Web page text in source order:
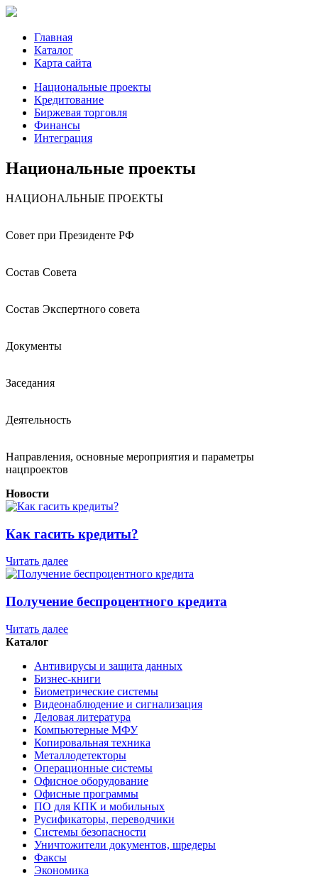
Главная
Каталог
Карта сайта
Национальные проекты
Кредитование
Биржевая торговля
Финансы
Интеграция
Национальные проекты
НАЦИОНАЛЬНЫЕ ПРОЕКТЫ
Совет при Президенте РФ
Состав Совета
Состав Экспертного совета
Документы
Заседания
Деятельность
Направления, основные мероприятия и параметры
нацпроектов
Новости
Как гасить кредиты?
Читать далее
Получение беспроцентного кредита
Читать далее
Каталог
Антивирусы и защита данных
Бизнес-книги
Биометрические системы
Видеонаблюдение и сигнализация
Деловая литература
Компьютерные МФУ
Копировальная техника
Металлодетекторы
Операционные системы
Офисное оборудование
Офисные программы
ПО для КПК и мобильных
Русификаторы, переводчики
Системы безопасности
Уничтожители документов, шредеры
Факсы
Экономика